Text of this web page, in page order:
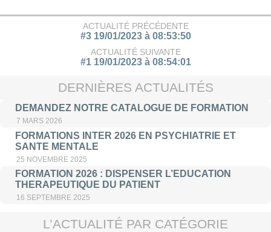
ACTUALITÉ PRÉCÉDENTE
#3 19/01/2023 à 08:53:50
ACTUALITÉ SUIVANTE
#1 19/01/2023 à 08:54:01
DERNIÈRES ACTUALITÉS
DEMANDEZ NOTRE CATALOGUE DE FORMATION
7 MARS 2026
FORMATIONS INTER 2026 EN PSYCHIATRIE ET
SANTE MENTALE
25 NOVEMBRE 2025
FORMATION 2026 : DISPENSER L’EDUCATION
THERAPEUTIQUE DU PATIENT
16 SEPTEMBRE 2025
L’ACTUALITÉ PAR CATÉGORIE